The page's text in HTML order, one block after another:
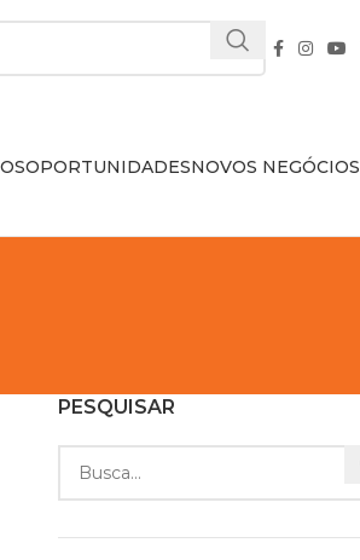
OPORTUNIDADESNOVOS NEGÓCIOS
PESQUISAR